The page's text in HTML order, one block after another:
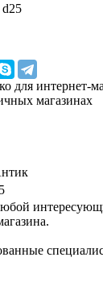
для интернет-
магазинах